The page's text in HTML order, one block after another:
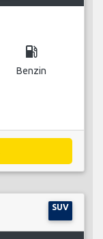
local_gas_station
Benzin
SUV